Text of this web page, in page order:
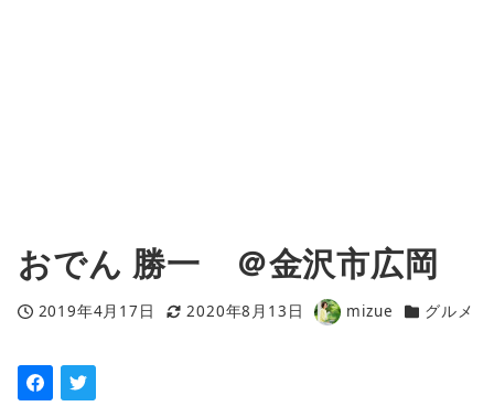
おでん 勝一 ＠金沢市広岡
投稿日
2019年4月17日
更新日
2020年8月13日
著
mizue
カテゴリー
グルメ